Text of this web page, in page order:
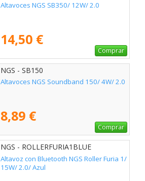
Altavoces NGS SB350/ 12W/ 2.0
14,50 €
Comprar
NGS - SB150
Altavoces NGS Soundband 150/ 4W/ 2.0
8,89 €
Comprar
NGS - ROLLERFURIA1BLUE
Altavoz con Bluetooth NGS Roller Furia 1/
15W/ 2.0/ Azul